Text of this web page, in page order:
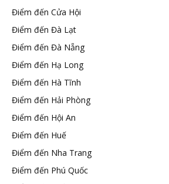
Điểm đến Cửa Hội
Điểm đến Đà Lạt
Điểm đến Đà Nẵng
Điểm đến Hạ Long
Điểm đến Hà Tĩnh
Điểm đến Hải Phòng
Điểm đến Hội An
Điểm đến Huế
Điểm đến Nha Trang
Điểm đến Phú Quốc